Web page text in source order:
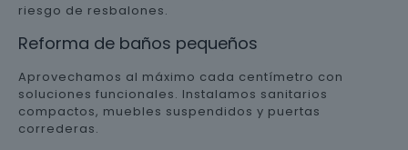
riesgo de resbalones.
Reforma de baños pequeños
Aprovechamos al máximo cada centímetro con
soluciones funcionales. Instalamos sanitarios
compactos, muebles suspendidos y puertas
correderas.